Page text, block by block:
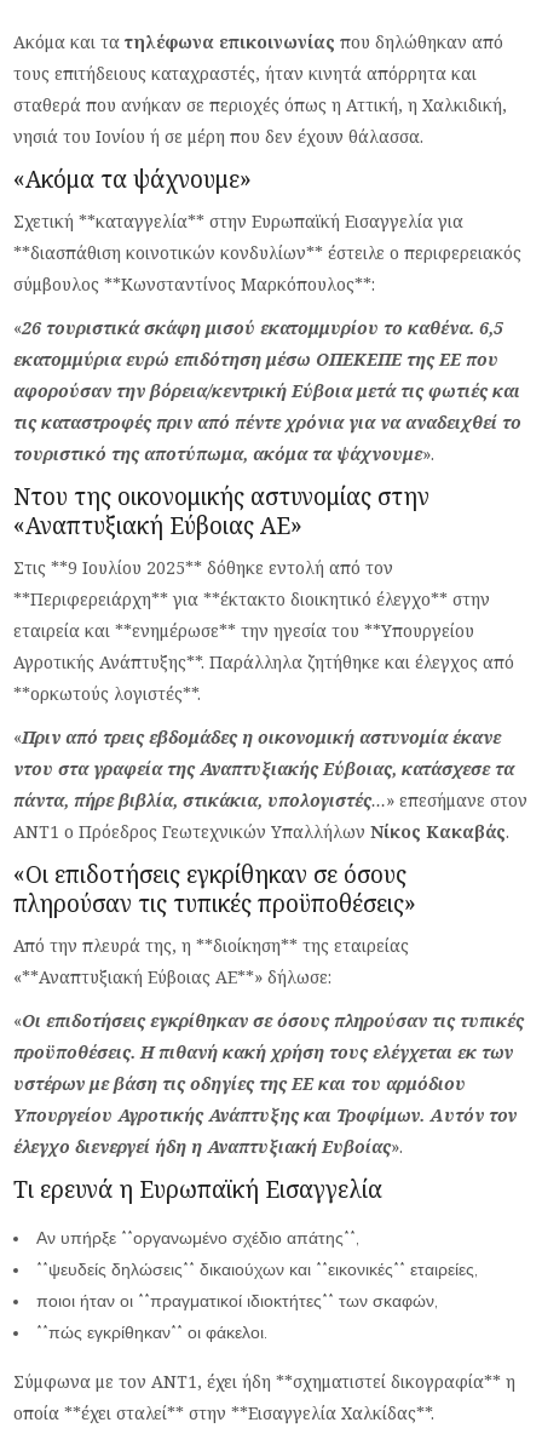
Ακόμα και τατηλέφωνα επικοινωνίας που δηλώθηκαν από
τους επιτήδειους καταχραστές, ήταν κινητά απόρρητα και
σταθερά που ανήκαν σε περιοχές όπως η Αττική, η Χαλκιδική,
νησιά του Ιονίου ή σε μέρη που δεν έχουν θάλασσα.
«Ακόμα τα ψάχνουμε»
Σχετική **καταγγελία** στην Ευρωπαϊκή Εισαγγελία για
**διασπάθιση κοινοτικών κονδυλίων** έστειλε ο περιφερειακός
σύμβουλος **Κωνσταντίνος Μαρκόπουλος**:
«26 τουριστικά σκάφη μισού εκατομμυρίου το καθένα. 6,5
εκατομμύρια ευρώ επιδότηση μέσω ΟΠΕΚΕΠΕ της ΕΕ που
αφορούσαν την βόρεια/κεντρική Εύβοια μετά τις φωτιές και
τις καταστροφές πριν από πέντε χρόνια για να αναδειχθεί το
τουριστικό της αποτύπωμα, ακόμα τα ψάχνουμε».
Ντου της οικονομικής αστυνομίας στην
«Αναπτυξιακή Εύβοιας ΑΕ»
Στις **9 Ιουλίου 2025** δόθηκε εντολή από τον
**Περιφερειάρχη** για **έκτακτο διοικητικό έλεγχο** στην
εταιρεία και **ενημέρωσε** την ηγεσία του **Υπουργείου
Αγροτικής Ανάπτυξης**. Παράλληλα ζητήθηκε και έλεγχος από
**ορκωτούς λογιστές**.
«Πριν από τρεις εβδομάδες η οικονομική αστυνομία έκανε
ντου στα γραφεία της Αναπτυξιακής Εύβοιας, κατάσχεσε τα
πάντα, πήρε βιβλία, στικάκια, υπολογιστές…» επεσήμανε στον
ΑΝΤ1 ο Πρόεδρος Γεωτεχνικών ΥπαλλήλωνΝίκος Κακαβάς.
«Οι επιδοτήσεις εγκρίθηκαν σε όσους
πληρούσαν τις τυπικές προϋποθέσεις»
Από την πλευρά της, η **διοίκηση** της εταιρείας
«**Αναπτυξιακή Εύβοιας ΑΕ**» δήλωσε:
«Οι επιδοτήσεις εγκρίθηκαν σε όσους πληρούσαν τις τυπικές
προϋποθέσεις. Η πιθανή κακή χρήση τους ελέγχεται εκ των
υστέρων με βάση τις οδηγίες της ΕΕ και του αρμόδιου
Υπουργείου Αγροτικής Ανάπτυξης και Τροφίμων. Αυτόν τον
έλεγχο διενεργεί ήδη η Αναπτυξιακή Ευβοίας».
Τι ερευνά η Ευρωπαϊκή Εισαγγελία
Αν υπήρξε **οργανωμένο σχέδιο απάτης**,
**ψευδείς δηλώσεις** δικαιούχων και **εικονικές** εταιρείες,
ποιοι ήταν οι **πραγματικοί ιδιοκτήτες** των σκαφών,
**πώς εγκρίθηκαν** οι φάκελοι.
Σύμφωνα με τον ΑΝΤ1, έχει ήδη **σχηματιστεί δικογραφία** η
οποία **έχει σταλεί** στην **Εισαγγελία Χαλκίδας**.